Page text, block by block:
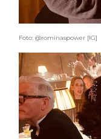
Foto: @rominaspower [IG]